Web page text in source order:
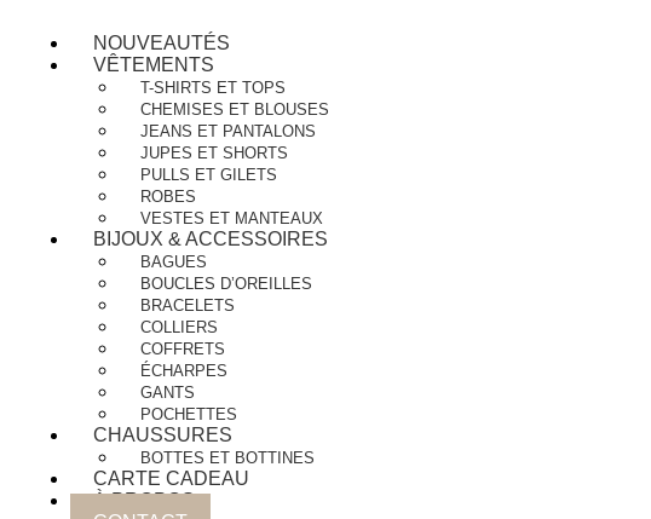
NOUVEAUTÉS
VÊTEMENTS
T-SHIRTS ET TOPS
CHEMISES ET BLOUSES
JEANS ET PANTALONS
JUPES ET SHORTS
PULLS ET GILETS
ROBES
VESTES ET MANTEAUX
BIJOUX & ACCESSOIRES
BAGUES
BOUCLES D’OREILLES
BRACELETS
COLLIERS
COFFRETS
ÉCHARPES
GANTS
POCHETTES
CHAUSSURES
BOTTES ET BOTTINES
CARTE CADEAU
À PROPOS